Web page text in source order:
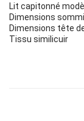
Lit capitonné
Dimensions
Dimensions tête
Tissu similicuir